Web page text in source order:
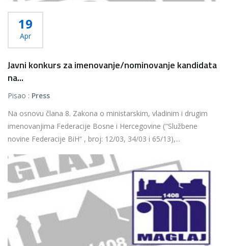
19
Apr
Javni konkurs za imenovanje/nominovanje kandidata
na...
Pisao : Press
Na osnovu člana 8. Zakona o ministarskim, vladinim i drugim
imenovanjima Federacije Bosne i Hercegovine ("Službene
novine Federacije BiH“ , broj: 12/03, 34/03 i 65/13),...
Više...